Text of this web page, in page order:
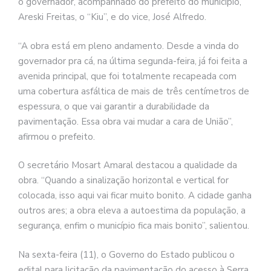
Areski Freitas, o “Kiu”, e do vice, José Alfredo.
“A obra está em pleno andamento. Desde a vinda do
governador pra cá, na última segunda-feira, já foi feita a
avenida principal, que foi totalmente recapeada com
uma cobertura asfáltica de mais de três centímetros de
espessura, o que vai garantir a durabilidade da
pavimentação. Essa obra vai mudar a cara de União”,
afirmou o prefeito.
O secretário Mosart Amaral destacou a qualidade da
obra. “Quando a sinalização horizontal e vertical for
colocada, isso aqui vai ficar muito bonito. A cidade ganha
outros ares; a obra eleva a autoestima da população, a
segurança, enfim o município fica mais bonito”, salientou.
Na sexta-feira (11), o Governo do Estado publicou o